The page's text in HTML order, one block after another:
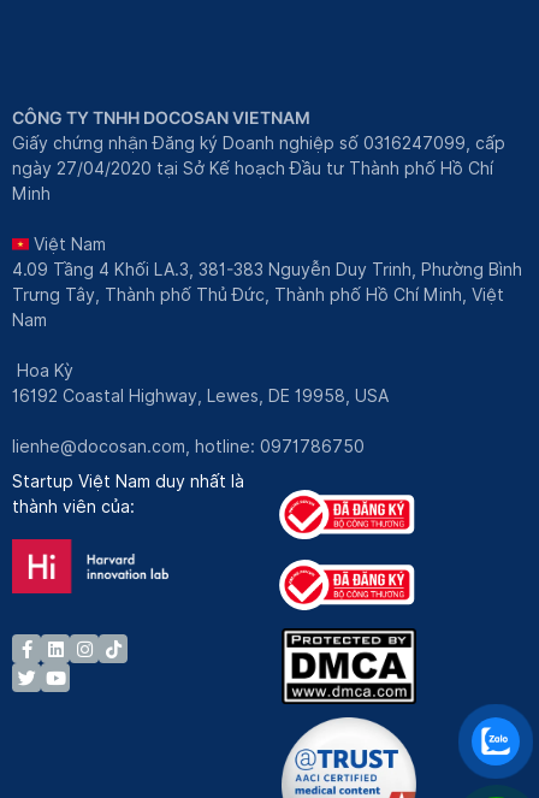
CÔNG TY TNHH DOCOSAN VIETNAM
Giấy chứng nhận Đăng ký Doanh nghiệp số 0316247099, cấp
ngày 27/04/2020 tại Sở Kế hoạch Đầu tư Thành phố Hồ Chí
Minh
Việt Nam
4.09 Tầng 4 Khối LA.3, 381-383 Nguyễn Duy Trinh, Phường Bình
Trưng Tây, Thành phố Thủ Đức, Thành phố Hồ Chí Minh, Việt
Nam
Hoa Kỳ
16192 Coastal Highway, Lewes, DE 19958, USA
lienhe@docosan.com , hotline: 0971786750
Startup Việt Nam duy nhất là
thành viên của: